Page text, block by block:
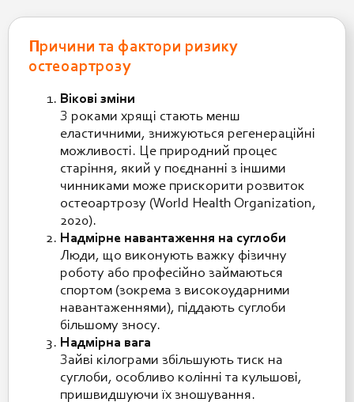
Причини та фактори ризику
остеоартрозу
Вікові зміни
З роками хрящі стають менш
еластичними, знижуються регенераційні
можливості. Це природний процес
старіння, який у поєднанні з іншими
чинниками може прискорити розвиток
остеоартрозу (World Health Organization,
2020).
Надмірне навантаження на суглоби
Люди, що виконують важку фізичну
роботу або професійно займаються
спортом (зокрема з високоударними
навантаженнями), піддають суглоби
більшому зносу.
Надмірна вага
Зайві кілограми збільшують тиск на
суглоби, особливо колінні та кульшові,
пришвидшуючи їх зношування.